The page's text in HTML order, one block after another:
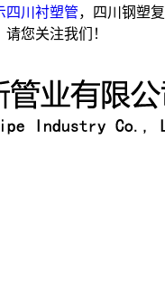
四川衬塑管，四川钢塑复
您关注我们！